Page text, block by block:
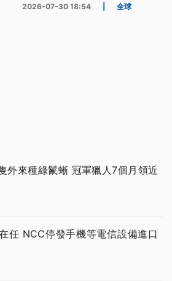
2026-07-30 18:54 全球
外來種綠鬣蜥 冠軍獵人7個月領近
任 NCC停發手機等電信設備進口